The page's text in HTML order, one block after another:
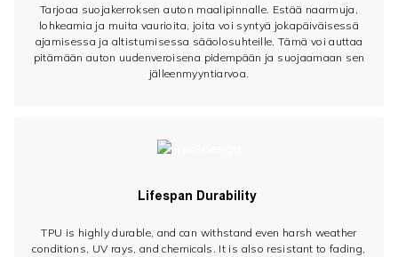
Tarjoaa suojakerroksen auton maalipinnalle. Estää naarmuja,
lohkeamia ja muita vaurioita, joita voi syntyä jokapäiväisessä
ajamisessa ja altistumisessa sääolosuhteille. Tämä voi auttaa
pitämään auton uudenveroisena pidempään ja suojaamaan sen
jälleenmyyntiarvoa.
Lifespan Durability
TPU is highly durable, and can withstand even harsh weather
conditions, UV rays, and chemicals. It is also resistant to fading,